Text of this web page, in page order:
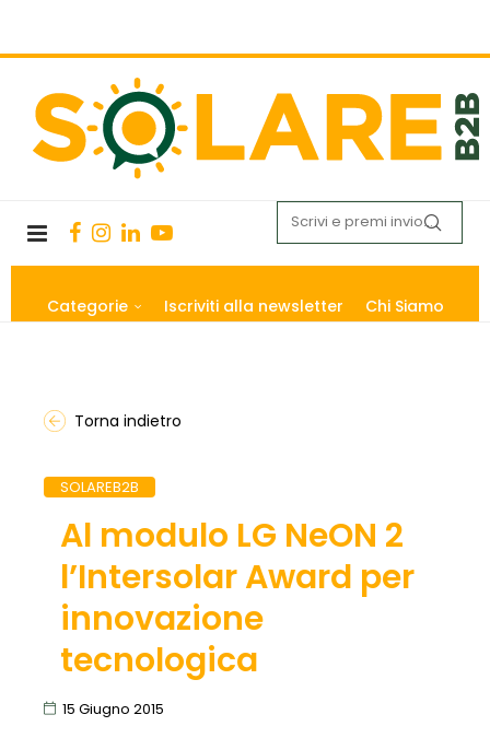
Categorie Iscriviti alla newsletter Chi Siamo
Torna indietro
SOLAREB2B
Al modulo LG NeON 2
l’Intersolar Award per
innovazione
tecnologica
15 Giugno 2015